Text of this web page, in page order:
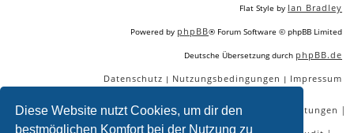
Diese Website nutzt Cookies, um dir den
bestmöglichen Komfort bei der Nutzung zu
Flat Style by Ian Bradley
Powered by phpBB® Forum Software © phpBB Limited
Deutsche Übersetzung durch phpBB.de
Datenschutz | Nutzungsbedingungen | Impressum
SEO Agentur|SEO Blog |SEO Online Tools|SEO Dienstleistungen |